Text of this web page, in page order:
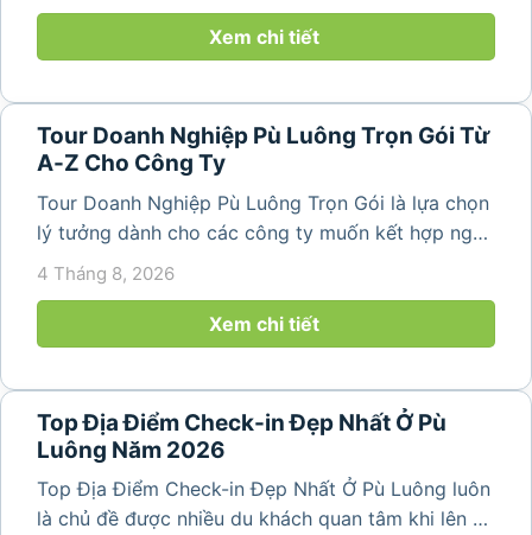
Hóa vài giờ di chuyển,...Xem chi tiết
Tour Doanh Nghiệp Pù Luông Trọn Gói Từ
A-Z Cho Công Ty
Tour Doanh Nghiệp Pù Luông Trọn Gói là lựa chọn
lý tưởng dành cho các công ty muốn kết hợp nghỉ
dưỡng, gắn kết đội ngũ và tái tạo năng lượng sau
những ngày làm việc căng thẳng. Với cảnh quan
thiên nhiên trong lành,...
4 Tháng 8, 2026
Xem chi tiết
Top Địa Điểm Check-in Đẹp Nhất Ở Pù
Luông Năm 2026
Top Địa Điểm Check-in Đẹp Nhất Ở Pù Luông luôn
là chủ đề được nhiều du khách quan tâm khi lên kế